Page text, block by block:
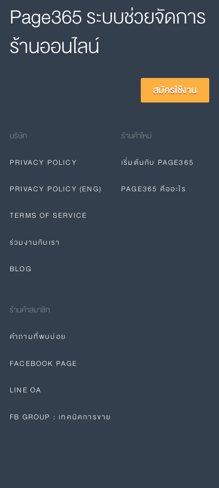
Page365 ระบบช่วยจัดการ
ร้านออนไลน์
สมัครใช้งาน
บริษัท
PRIVACY POLICY
PRIVACY POLICY (ENG)
TERMS OF SERVICE
ร่วมงานกับเรา
BLOG
ร้านค้าใหม่
เริ่มต้นกับ PAGE365
PAGE365 คืออะไร
ร้านค้าสมาชิก
คำถามที่พบบ่อย
FACEBOOK PAGE
LINE OA
FB GROUP : เทคนิคการขาย